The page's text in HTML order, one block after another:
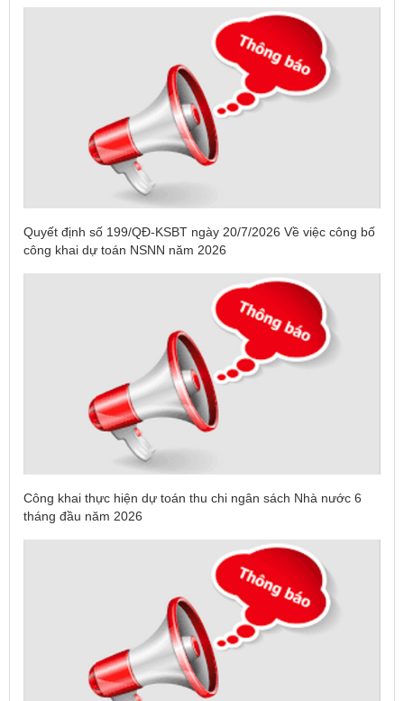
Quyết định số 199/QĐ-KSBT ngày 20/7/2026 Về việc công bố
công khai dự toán NSNN năm 2026
Công khai thực hiện dự toán thu chi ngân sách Nhà nước 6
tháng đầu năm 2026